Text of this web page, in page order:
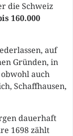
die Schweiz
160.000
auf
Gründen, in
auch
Schaffhausen,
dauerhaft
1698 zählt